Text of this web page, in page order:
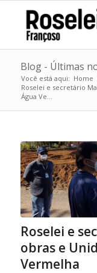
Blog - Últimas
Você está aqui: Home
Roselei e secretário
Água Ve...
Roselei e
obras e
Vermelha